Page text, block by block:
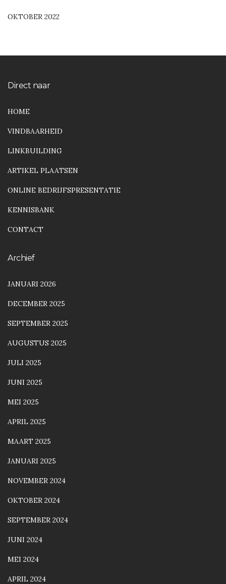
OKTOBER 2022
Direct naar
HOME
VINDBAARHEID
LINKBUILDING
ARTIKEL PLAATSEN
ONLINE BEDRIJFSPRESENTATIE
KENNISBANK
CONTACT
Archief
JANUARI 2026
DECEMBER 2025
SEPTEMBER 2025
AUGUSTUS 2025
JULI 2025
JUNI 2025
MEI 2025
APRIL 2025
MAART 2025
JANUARI 2025
NOVEMBER 2024
OKTOBER 2024
SEPTEMBER 2024
JUNI 2024
MEI 2024
APRIL 2024